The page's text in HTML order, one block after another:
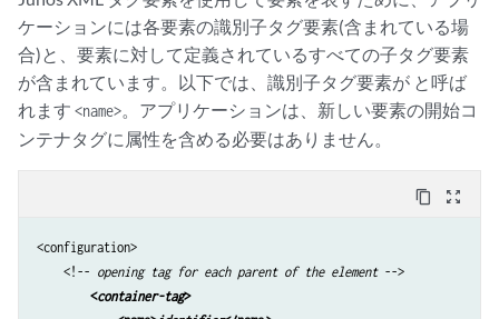
ケーションには各要素の識別子タグ要素(含まれている場
合)と、要素に対して定義されているすべての子タグ要素
が含まれています。以下では、識別子タグ要素が と呼ば
れます <name>。アプリケーションは、新しい要素の開始コ
ンテナタグに属性を含める必要はありません。
content_copy zoom_out_map
<configuration>
    <!--
opening tag for each parent of the element -->
<container-tag>